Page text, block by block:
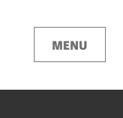
MENU